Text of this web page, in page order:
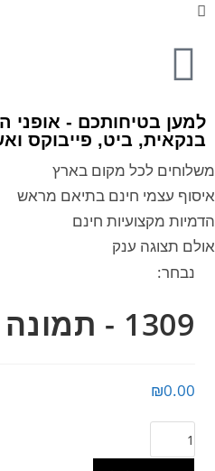
למען בטיחותכם -
בנקאית, ביט, פייבוקס
משלוחים לכל מקום בארץ
איסוף עצמי חינם בתיאם מראש
הדמיות מקצועיות חינם
אולם תצוגה ענק
נבחר:
1309 - תמונה מעוצבת…
₪0.00